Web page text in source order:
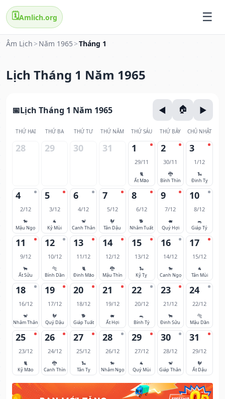
🗓️Amlich.org
Âm Lịch > Năm 1965 >Tháng 1
Lịch Tháng 1 Năm 1965
Lịch Tháng 1 Năm 1965
THỨ HAI THỨ BA THỨ TƯ THỨ NĂM THỨ SÁU THỨ BẢY CHỦ NHẬT
28 29 30 31 1
29/11
🐈
Ất Mão
2
30/11
🐉
Bính Thìn
3
1/12
🐍
Đinh Tỵ
4
2/12
🐎
Mậu Ngọ
5
3/12
🐐
Kỷ Mùi
6
4/12
🐒
Canh Thân
7
5/12
🐓
Tân Dậu
8
6/12
🐕
Nhâm Tuất
9
7/12
🐖
Quý Hợi
10
8/12
🐀
Giáp Tý
11
9/12
🐂
Ất Sửu
12
10/12
🐅
Bính Dần
13
11/12
🐈
Đinh Mão
14
12/12
🐉
Mậu Thìn
15
13/12
🐍
Kỷ Tỵ
16
14/12
🐎
Canh Ngọ
17
15/12
🐐
Tân Mùi
18
16/12
🐒
Nhâm Thân
19
17/12
🐓
Quý Dậu
20
18/12
🐕
Giáp Tuất
21
19/12
🐖
Ất Hợi
22
20/12
🐀
Bính Tý
23
21/12
🐂
Đinh Sửu
24
22/12
🐅
Mậu Dần
25
23/12
🐈
Kỷ Mão
26
24/12
🐉
Canh Thìn
27
25/12
🐍
Tân Tỵ
28
26/12
🐎
Nhâm Ngọ
29
27/12
🐐
Quý Mùi
30
28/12
🐒
Giáp Thân
31
29/12
🐓
Ất Dậu